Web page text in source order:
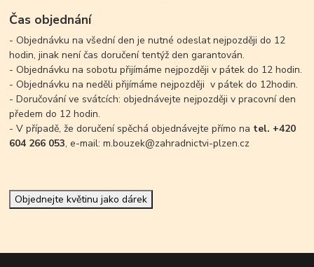
Čas objednání
- Objednávku na všední den je nutné odeslat nejpozději do 12
hodin, jinak není čas doručení tentýž den garantován.
- Objednávku na sobotu přijímáme nejpozději v pátek do 12 hodin.
- Objednávku na neděli přijímáme nejpozději v pátek do 12hodin.
- Doručování ve svátcích: objednávejte nejpozději v pracovní den
předem do 12 hodin.
- V případě, že doručení spěchá objednávejte přímo na tel. +420
604 266 053, e-mail: m.bouzek@zahradnictvi-plzen.cz
Objednejte květinu jako dárek